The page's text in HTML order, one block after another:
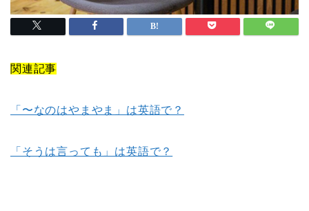
関連記事
「〜なのはやまやま」は英語で？
「そうは言っても」は英語で？